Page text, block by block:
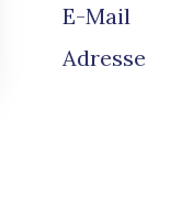
E-Mail
Adresse